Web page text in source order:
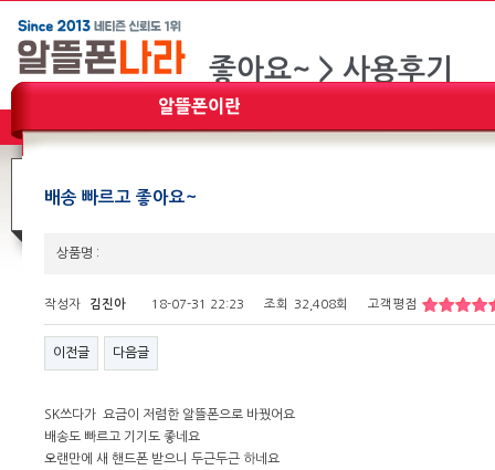
배송 빠르고 좋아요~
상품명 :
작성자 김진아 18-07-31 22:23 조회 32,408회 고객평점
이전글 다음글
SK쓰다가 요금이 저렴한 알뜰폰으로 바꿨어요
배송도 빠르고 기기도 좋네요
오랜만에 새 핸드폰 받으니 두근두근 하네요